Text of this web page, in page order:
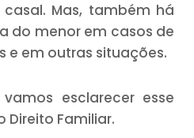
Mas, também há
do menor em casos de
e em outras situações.
esclarecer esse
Familiar.